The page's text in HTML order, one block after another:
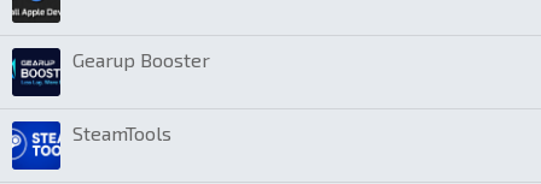
Gearup Booster
SteamTools